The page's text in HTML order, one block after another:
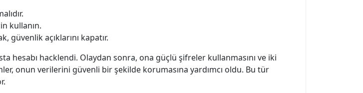
kullanın.
güvenlik açıklarını kapatır.
hesabı hacklendi. Olaydan sonra, ona güçlü şifreler kullanmasını ve iki
onun verilerini güvenli bir şekilde korumasına yardımcı oldu. Bu tür